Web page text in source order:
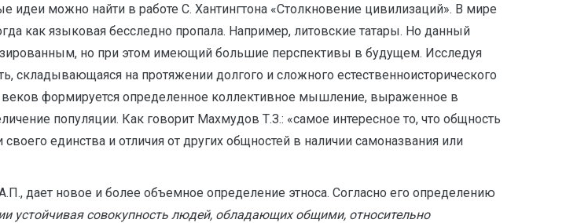
идеи можно найти в работе С. Хантингтона «Столкновение цивилизаций». В мире
как языковая бесследно пропала. Например, литовские татары. Но данный
но при этом имеющий большие перспективы в будущем. Исследуя
на протяжении долгого и сложного естественноисторического
формируется определенное коллективное мышление, выраженное в
популяции. Как говорит Махмудов Т.З.: «самое интересное то, что общность
единства и отличия от других общностей в наличии самоназвания или
дает новое и более объемное определение этноса. Согласно его определению
устойчивая совокупность людей, обладающих общими, относительно